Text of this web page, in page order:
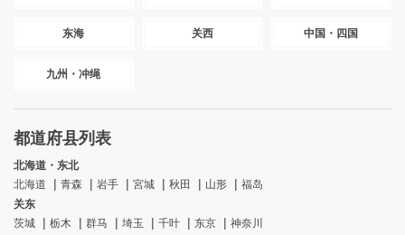
东海 关西 中国・四国
九州・冲绳
都道府县列表
北海道・东北
北海道
青森 岩手 宮城 秋田 山形
福岛
关东
茨城
栃木 群马 埼玉 千叶 东京
神奈川